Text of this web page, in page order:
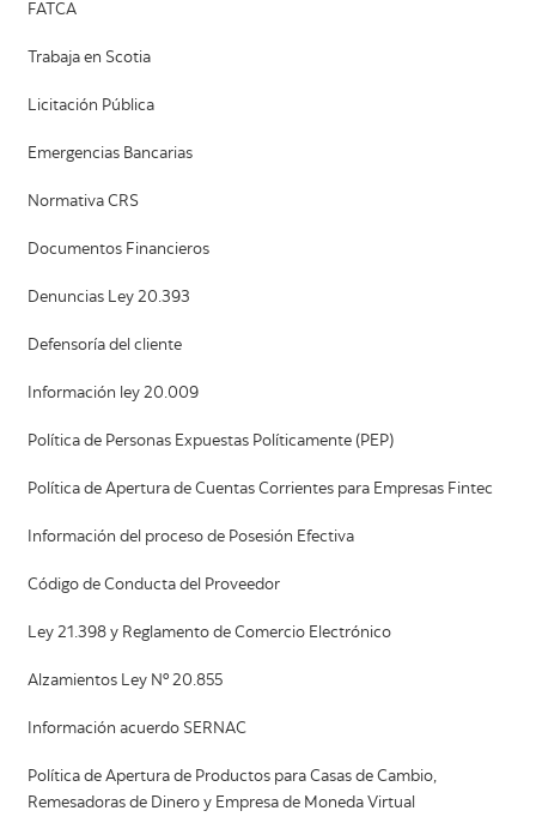
FATCA
Trabaja en Scotia
Licitación Pública
Emergencias Bancarias
Normativa CRS
Documentos Financieros
Denuncias Ley 20.393
Defensoría del cliente
Información ley 20.009
Política de Personas Expuestas Políticamente (PEP)
Política de Apertura de Cuentas Corrientes para Empresas Fintec
Información del proceso de Posesión Efectiva
Código de Conducta del Proveedor
Ley 21.398 y Reglamento de Comercio Electrónico
Alzamientos Ley Nº 20.855
Información acuerdo SERNAC
Política de Apertura de Productos para Casas de Cambio,
Remesadoras de Dinero y Empresa de Moneda Virtual